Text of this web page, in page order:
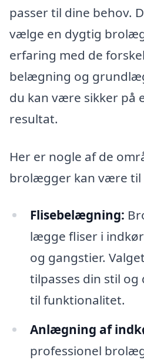
passer til dine behov.
vælge en dygtig
erfaring med de
belægning og
du kan være sikker på
resultat.
Her er nogle af de
brolægger kan være
Flisebelægning:
lægge fliser i
og gangstier.
tilpasses din stil og
til funktionalitet.
Anlægning af
professionel